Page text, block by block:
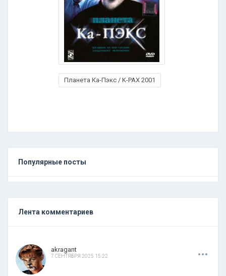
Планета Ка-Пэкс / K-PAX 2001
Популярные посты
Лента комментариев
akragant
7 СЕНТЯБРЯ 2025 15:22 ...